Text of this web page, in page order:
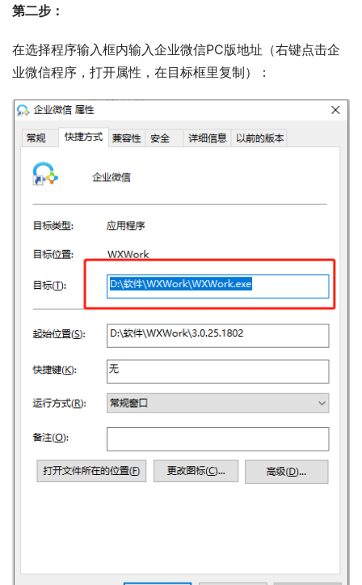
第二步：
在选择程序输入框内输入企业微信PC版地址（右键点击企
业微信程序，打开属性，在目标框里复制）：